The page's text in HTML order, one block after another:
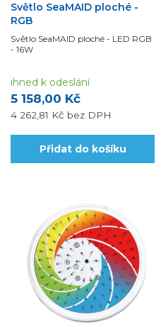
Světlo SeaMAID ploché -
RGB
Světlo SeaMAID ploché - LED RGB
- 16W
5 158,00 Kč
4 262,81 Kč bez DPH
ihned k odeslání
Přidat do košíku